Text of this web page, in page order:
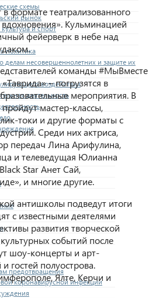
схемы
рынок
и спорт
политика
делам несовершеннолетних и защите их
воздействия
деятельность
предотвращения
коронавирусной инфекции
формате театрализованного
Кульминацией
фейерверк в небе над
команды #МыВместе
– погрузятся в
мероприятия. В
мастер-классы,
токи и другие форматы с
Среди них актриса,
передач Лина Арифулина,
и телеведущая Юлианна
Star Анет Сай,
и многие другие.
антишколы подведут итоги
с известными деятелями
развития творческой
событий после
шоу-концерты и арт-
гостей полуострова.
Ялте, Керчи и